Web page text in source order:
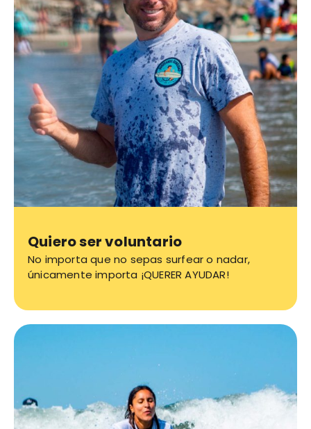
Quiero ser voluntario
No importa que no sepas surfear o nadar,
únicamente importa ¡QUERER AYUDAR!